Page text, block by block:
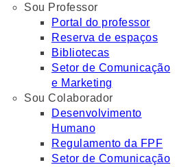
Sou Professor
Portal do professor
Reserva de espaços
Bibliotecas
Setor de Comunicação
e Marketing
Sou Colaborador
Desenvolvimento
Humano
Regulamento da FPF
Setor de Comunicação